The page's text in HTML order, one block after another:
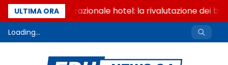
ULTIMA ORA
Passaggio generazionale hotel: la rivalutazione dei
Loading...